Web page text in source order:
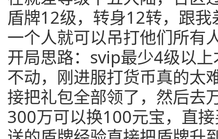
盾牌12级，转身12转，跟
一个人就可以吊打他们所有
开局思路：svip最少4级以
不动，刚进服打货币真的太
接把礼包全部领了，然后去
300万可以换100元宝，直